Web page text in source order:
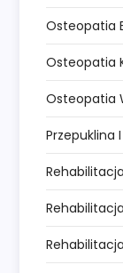
Osteopatia
Osteopatia
Osteopatia
Przepuklina